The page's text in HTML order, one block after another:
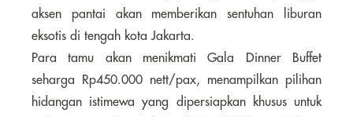
aksen pantai akan memberikan sentuhan liburan
eksotis di tengah kota Jakarta.
Para tamu akan menikmati Gala Dinner Buffet
seharga Rp450.000 nett/pax, menampilkan pilihan
hidangan istimewa yang dipersiapkan khusus untuk